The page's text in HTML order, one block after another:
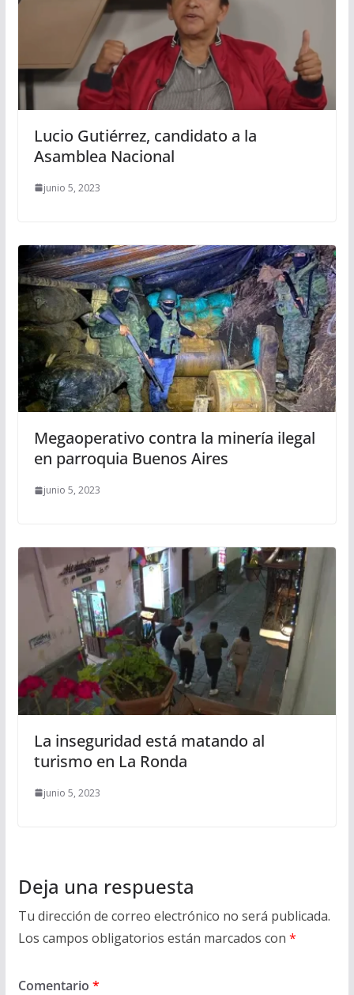
Lucio Gutiérrez, candidato a la
Asamblea Nacional
junio 5, 2023
Megaoperativo contra la minería ilegal
en parroquia Buenos Aires
junio 5, 2023
La inseguridad está matando al
turismo en La Ronda
junio 5, 2023
Deja una respuesta
Tu dirección de correo electrónico no será publicada.
Los campos obligatorios están marcados con *
Comentario *